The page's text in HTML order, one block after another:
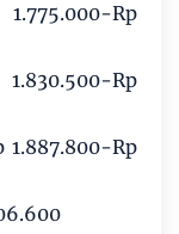
Rp
Rp
1.887.800-Rp